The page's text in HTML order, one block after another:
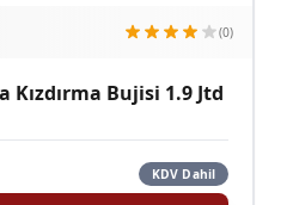
(0)
Kızdırma Bujisi 1.9 Jtd
KDV Dahil